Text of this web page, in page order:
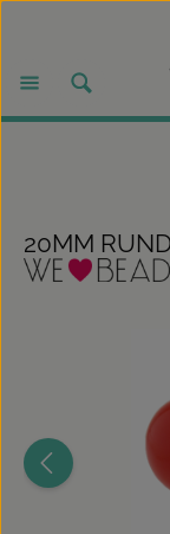
20MM